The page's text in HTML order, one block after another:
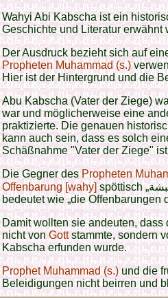
Wahyi Abi Kabscha ist ein
Geschichte und Literatur erwähnt
Der Ausdruck bezieht sich auf
Propheten Muhammad (s.)
Hier ist der Hintergrund und die
Abu Kabscha (Vater der Ziege)
war und möglicherweise eine
praktizierte. Die genauen
kann auch sein, dass es solch
Schäßnahme "Vater der Ziege"
Die Gegner desPropheten
Offenbarung [wahy]spöttisch „وحي أبي كبشة“ (Wahyi Abi Kabscha), was so viel
bedeutet wie „die Offenbarungen
Damit wollten sie andeuten,
nicht vonGottstammte, sondern
Kabscha erfunden wurde.
Prophet Muhammad (s.)und die
Beleidigungen nicht beirren und